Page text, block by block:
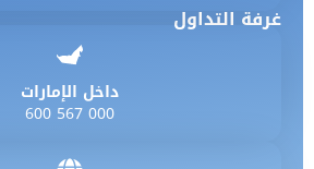
غرفة التداول
داخل الإمارات
600 567 000